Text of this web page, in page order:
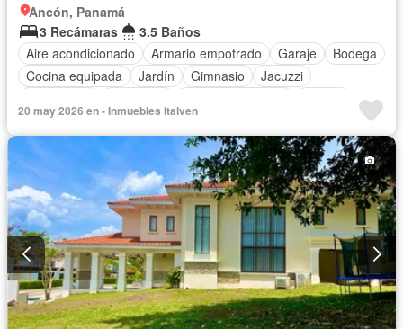
Ancón, Panamá
3 Recámaras
3.5 Baños
Aire acondicionado
Armario empotrado Garaje
Bodega
Cocina equipada
Jardín Gimnasio
Jacuzzi
Cancha de tenis
20 may 2026 en - Inmuebles Italven